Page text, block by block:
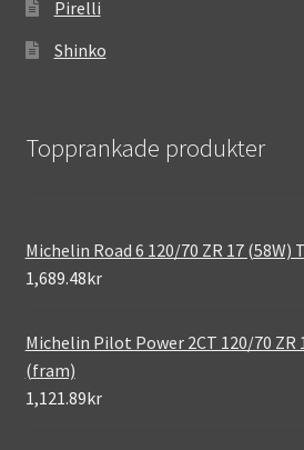
Pirelli
Shinko
Topprankade produkter
Michelin Road 6 120/70 ZR 17 (58W)
1,689.48kr
Michelin Pilot Power 2CT 120/70 ZR
(fram)
1,121.89kr